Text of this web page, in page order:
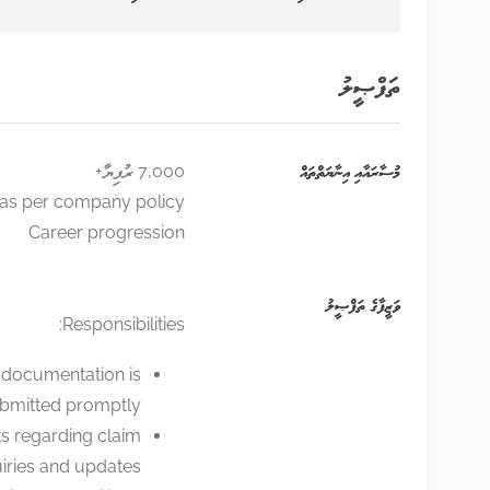
ތަފްޞީލު
މުސާރައާއި އިނާޔަތްތައް
7,000 ރުފިޔާ+
per company policy
Career progression
ވަޒީފާގެ ތަފްޞީލު
Responsibilities:
is
promptly.
regarding claim
and updates.